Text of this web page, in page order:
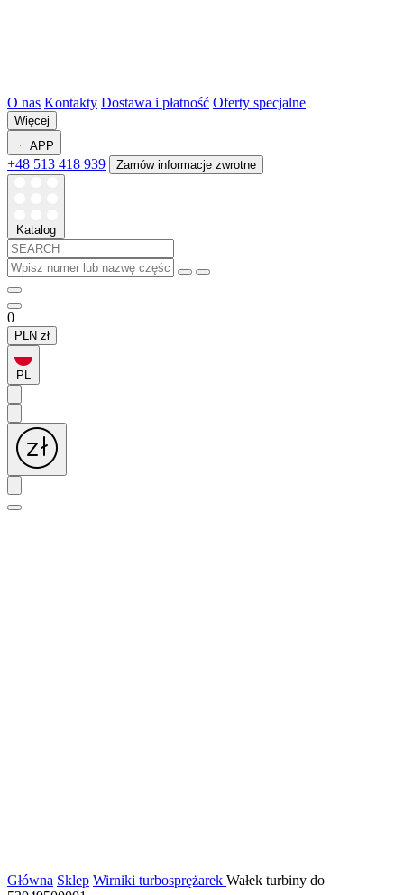
O nas Kontakty Dostawa i płatność Oferty specjalne
Więcej
APP
+48 513 418 939 Zamów informacje zwrotne
Katalog
0
PLN zł
PL
Główna Sklep Wirniki turbosprężarek Wałek turbiny do